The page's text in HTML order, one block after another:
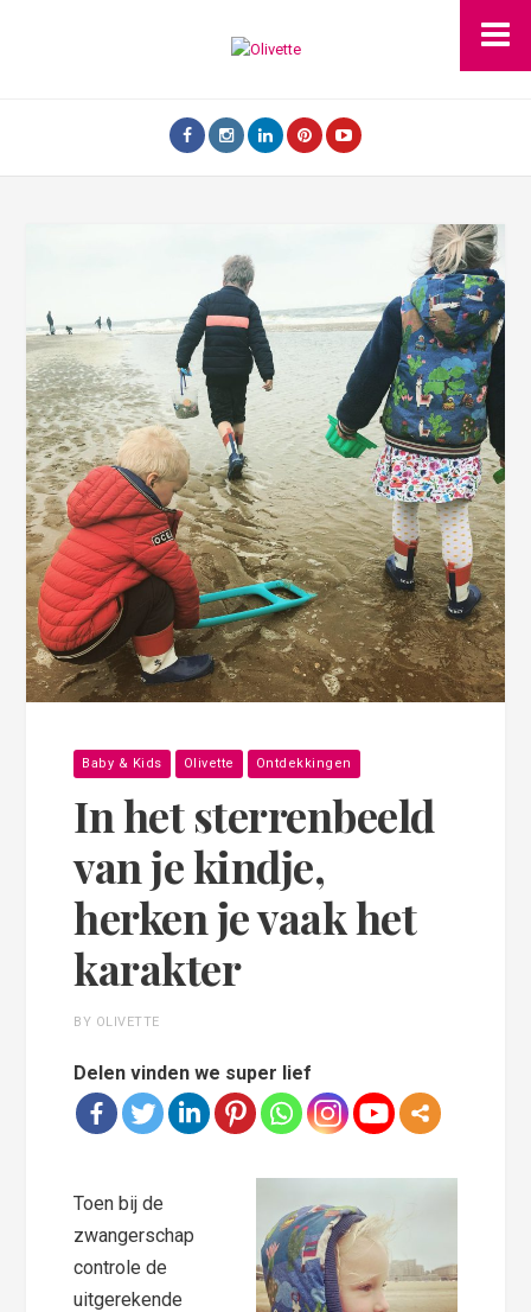
Baby & Kids Olivette Ontdekkingen
In het sterrenbeeld
van je kindje,
herken je vaak het
karakter
BY OLIVETTE
Delen vinden we super lief
Toen bij de
zwangerschap
controle de
uitgerekende